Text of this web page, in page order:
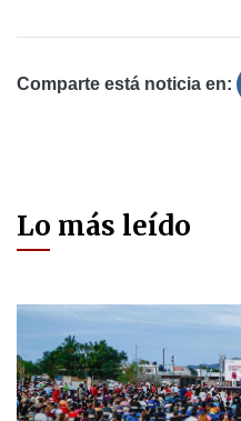
Comparte está noticia en:
Lo más leído